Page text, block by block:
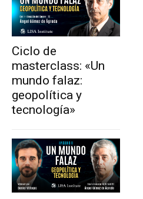
Ciclo de
masterclass: «Un
mundo falaz:
geopolítica y
tecnología»